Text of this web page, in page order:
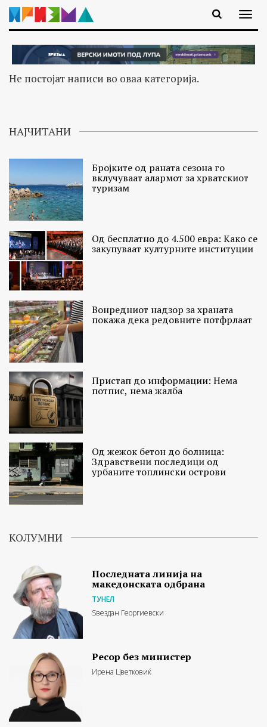
Не постојат написи во оваа категорија.
НАЈЧИТАНИ
Бројките од раната сезона го
вклучуваат алармот за хрватскиот
туризам
Од бесплатно до 4.500 евра: Како се
закупуваат културните институции
Вонредниот надзор за храната
покажа дека редовните потфрлаат
Пристап до информации: Нема
потпис, нема жалба
Од жежок бетон до болница:
Здравствени последици од
урбаните топлински острови
КОЛУМНИ
Последната линија на
македонската одбрана
ТУНЕЛ
Ѕвездан Георгиевски
Ресор без министер
Ирена Цветковиќ